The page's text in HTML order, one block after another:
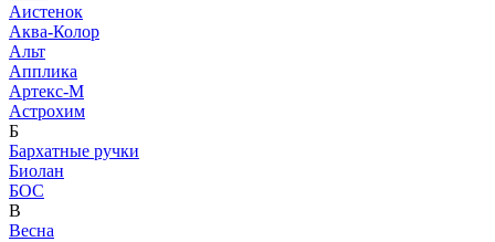
Аистенок
Аква-Колор
Альт
Апплика
Артекс-М
Астрохим
Б
Бархатные ручки
Биолан
БОС
В
Весна